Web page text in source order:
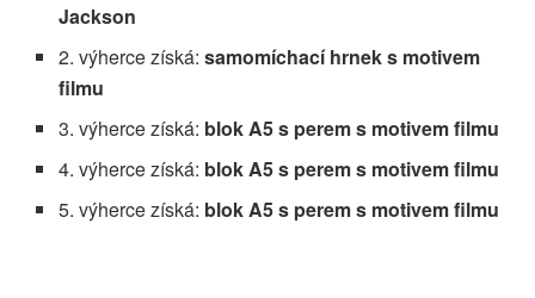
Jackson
2. výherce získá:samomíchací hrnek s motivem
filmu
3. výherce získá: blok A5 s perem s motivem filmu
4. výherce získá: blok A5 s perem s motivem filmu
5. výherce získá: blok A5 s perem s motivem filmu